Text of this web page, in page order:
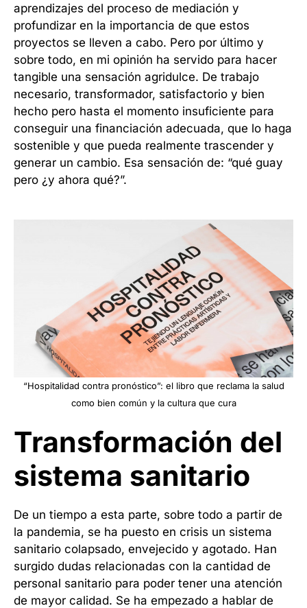
aprendizajes del proceso de mediación y
profundizar en la importancia de que estos
proyectos se lleven a cabo. Pero por último y
sobre todo, en mi opinión ha servido para hacer
tangible una sensación agridulce. De trabajo
necesario, transformador, satisfactorio y bien
hecho pero hasta el momento insuficiente para
conseguir una financiación adecuada, que lo haga
sostenible y que pueda realmente trascender y
generar un cambio. Esa sensación de: “qué guay
pero ¿y ahora qué?”.
“Hospitalidad contra pronóstico”: el libro que reclama la salud
como bien común y la cultura que cura
Transformación del
sistema sanitario
De un tiempo a esta parte, sobre todo a partir de
la pandemia, se ha puesto en crisis un sistema
sanitario colapsado, envejecido y agotado. Han
surgido dudas relacionadas con la cantidad de
personal sanitario para poder tener una atención
de mayor calidad. Se ha empezado a hablar de